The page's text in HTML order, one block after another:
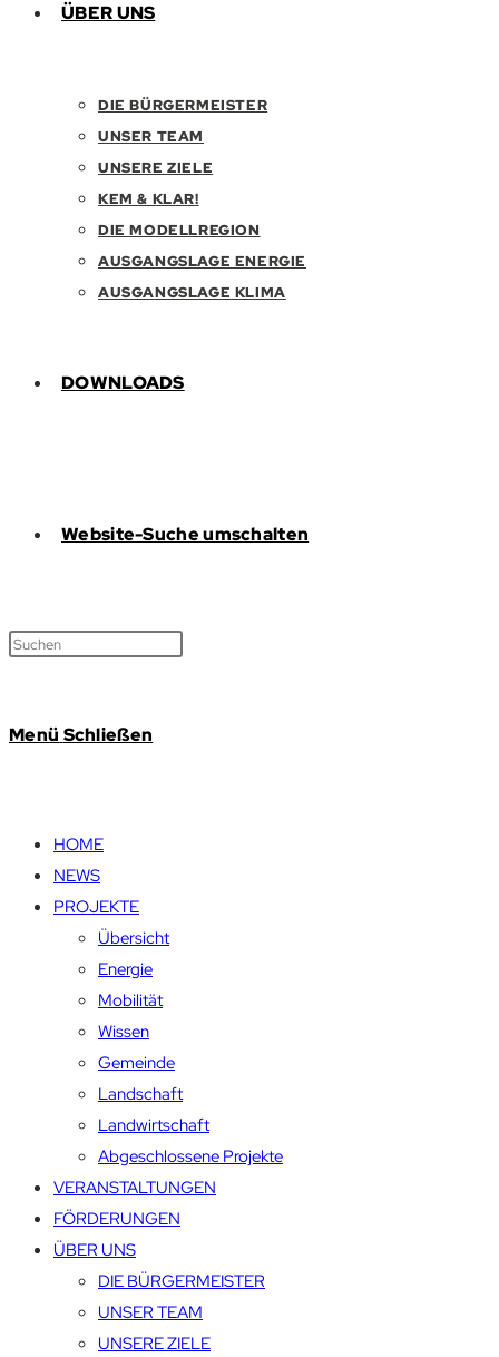
ÜBER UNS
DIE BÜRGERMEISTER
UNSER TEAM
UNSERE ZIELE
KEM & KLAR!
DIE MODELLREGION
AUSGANGSLAGE ENERGIE
AUSGANGSLAGE KLIMA
DOWNLOADS
Website-Suche umschalten
Menü Schließen
HOME
NEWS
PROJEKTE
Übersicht
Energie
Mobilität
Wissen
Gemeinde
Landschaft
Landwirtschaft
Abgeschlossene Projekte
VERANSTALTUNGEN
FÖRDERUNGEN
ÜBER UNS
DIE BÜRGERMEISTER
UNSER TEAM
UNSERE ZIELE